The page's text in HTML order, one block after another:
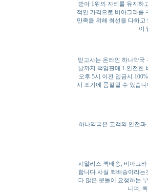
받아 1위의 자리를 유지하
적인 가격으로 비아그라를
만족을 위해 최선을 다하
이
믿고사는 온라인 하나약국
날까지 책임판매 1.안전한
오후 5시 이전 입금시
시 조기에 품절될 수 있습니
하나약국은 고객의 안전
시알리스 퀵배송, 비아그
합니다 사실 퀵배송이라
다 많은 분들이 요청하는
니며,